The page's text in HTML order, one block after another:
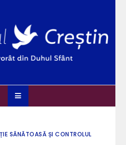
SĂNĂTOASĂ ȘI CONTROLUL